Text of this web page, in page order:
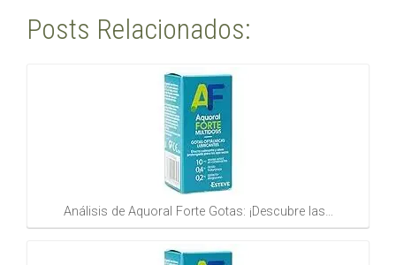
Posts Relacionados:
Análisis de Aquoral Forte Gotas: ¡Descubre las…